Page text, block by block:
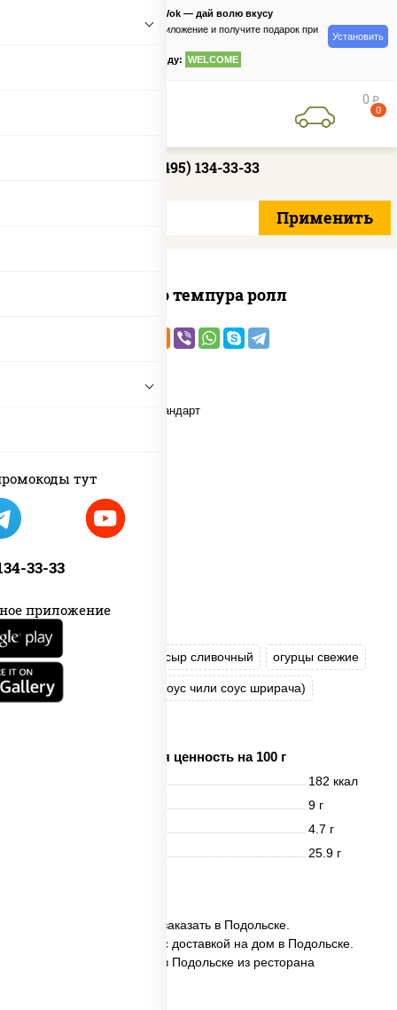
тут
33-33
приложение
PizzaSushiWok — дай волю вкусу
Скачайте приложение и получите подарок при
по промокоду: WELCOME
Установить
0 руб
0
+7 (495) 134-33-33
Бонито темпура ролл
рис сыр сливочный огурцы свежие
соус "Спайс" (майонез соус чили соус шрирача)
Пищевая ценность на 100 г
182 ккал
9 г
4.7 г
25.9 г
✅ Бонито темпура ролл заказать в Подольске.
✅ Бонито темпура ролл с доставкой на дом в Подольске.
✅ Бонито темпура ролл в Подольске из ресторана